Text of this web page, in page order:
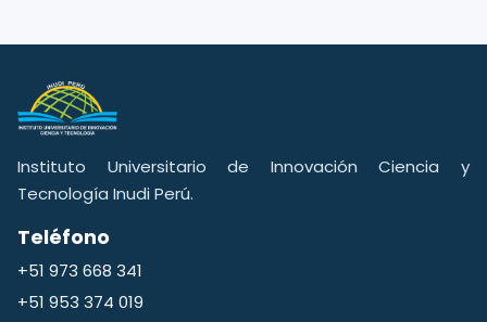
Instituto Universitario de Innovación Ciencia y
Tecnología Inudi Perú.
Teléfono
+51 973 668 341
+51 953 374 019